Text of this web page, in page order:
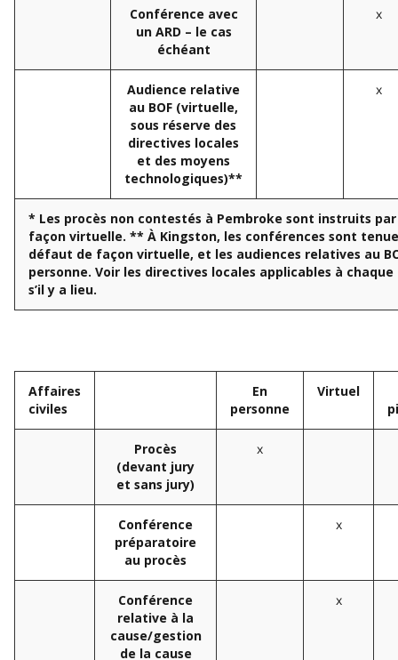
Conférence avec
un ARD – le cas
échéant
x
Audience relative
au BOF (virtuelle,
sous réserve des
directives locales
et des moyens
technologiques)**
x
* Les procès non contestés à Pembroke sont instruits
façon virtuel
le. ** À Kingston, les conférences sont
défaut de façon virtuelle, et les audiences relatives au
personne. Voir les directives locales applicables à
s’il y a lieu.
Affaires
civiles
En
personne
Virtuel
Procès
(devant jury
et sans jury)
x
Conférence
préparatoire
au procès
x
Conférence
relative à la
cause/gestion
de la cause
x